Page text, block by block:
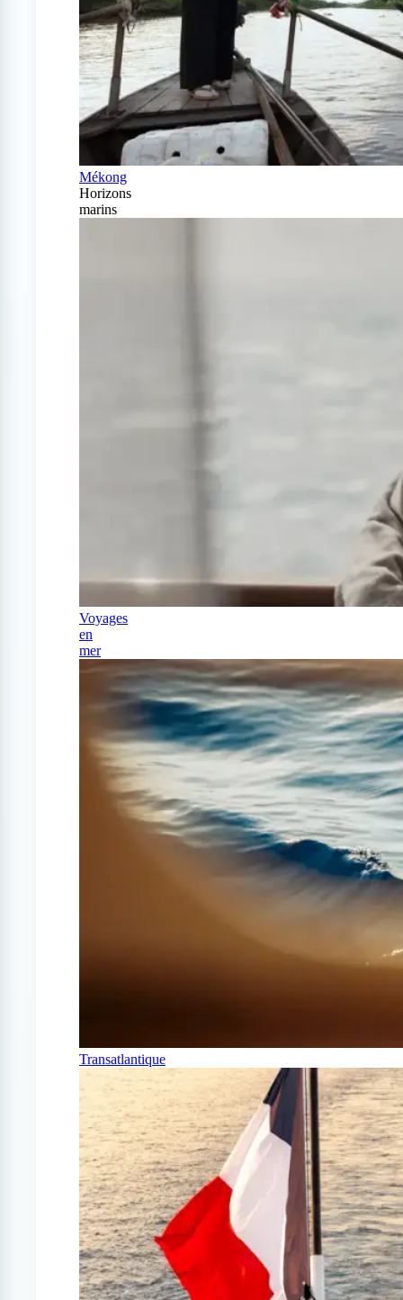
Mékong
Horizons
marins
Voyages
en
mer
Transatlantique